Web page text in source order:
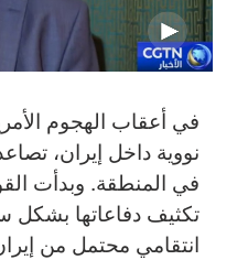
في أعقاب الهجوم
نووية داخل إيران،
في المنطقة. وبدأت
تكثيف دفاعاتها بشكل
انتقامي محتمل من